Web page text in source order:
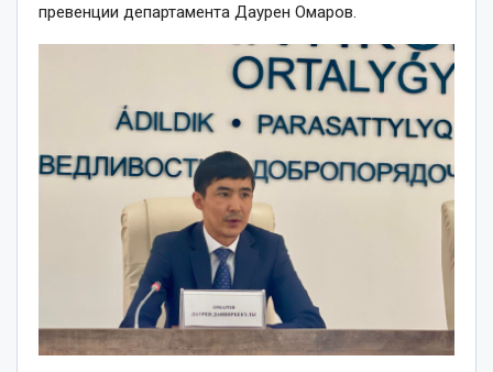
превенции департамента Даурен Омаров.